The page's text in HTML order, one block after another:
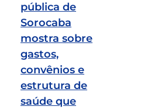
pública de
Sorocaba
mostra sobre
gastos,
convênios e
estrutura de
saúde que